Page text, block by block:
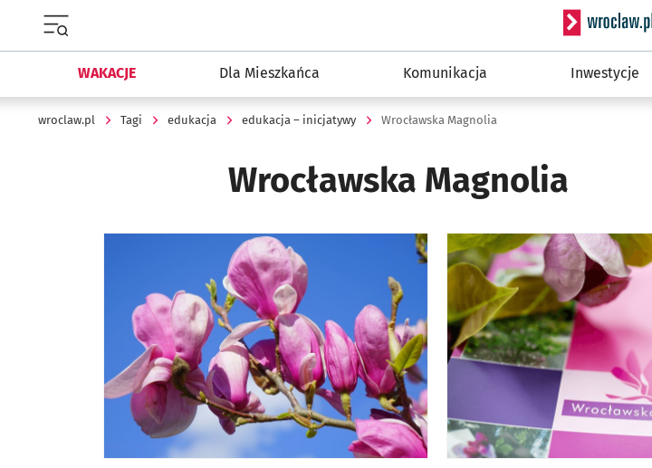
WAKACJE Dla Mieszkańca Komunikacja Inwestycje
wroclaw.pl Tagi edukacja edukacja – inicjatywy Wrocławska Magnolia
Wrocławska Magnolia